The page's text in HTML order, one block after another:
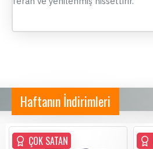
Haftanın İndirimleri
ÇOK SATAN
ÇOK SATAN